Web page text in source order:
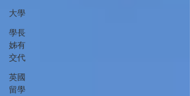
大學
學長
姊有
交代
英國
留學